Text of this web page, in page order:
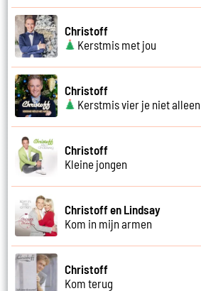
Christoff
Kerstmis met jou
Christoff
Kerstmis vier je niet alleen
Christoff
Kleine jongen
Christoff en Lindsay
Kom in mijn armen
Christoff
Kom terug